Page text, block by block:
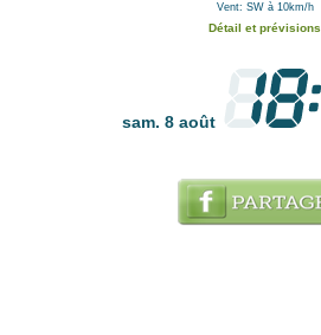
Vent: SW à 10km/h
Détail et prévisions
sam. 8 août